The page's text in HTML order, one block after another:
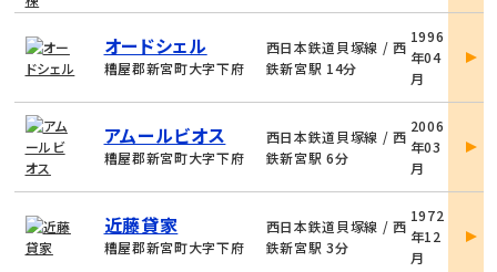
オードシェル
糟屋郡新宮町大字下府
西日本鉄道貝塚線 / 西
鉄新宮駅 14分
1996
年04
月
詳
アムールビオス
糟屋郡新宮町大字下府
西日本鉄道貝塚線 / 西
鉄新宮駅 6分
2006
年03
月
詳
近藤貸家
糟屋郡新宮町大字下府
西日本鉄道貝塚線 / 西
鉄新宮駅 3分
1972
年12
月
詳